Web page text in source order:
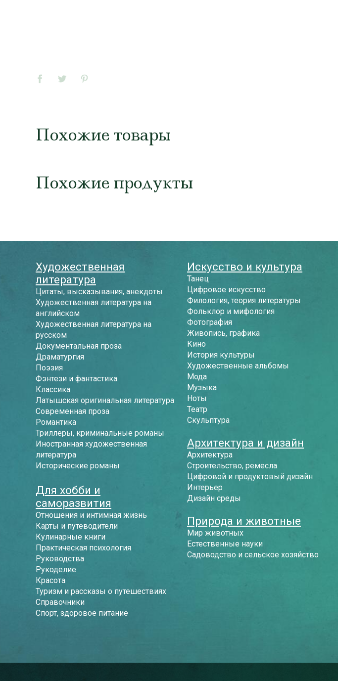
Похожие товары
Похожие продукты
Художественная
литература
Цитаты, высказывания, анекдоты
Художественная литература на
английском
Художественная литература на
русском
Документальная проза
Драматургия
Поэзия
Фэнтези и фантастика
Классика
Латышская оригинальная литература
Современная проза
Романтика
Триллеры, криминальные романы
Иностранная художественная
литература
Исторические романы
Для хобби и
саморазвития
Отношения и интимная жизнь
Карты и путеводители
Кулинарные книги
Практическая психология
Руководства
Рукоделие
Красота
Туризм и рассказы о путешествиях
Справочники
Спорт, здоровое питание
Искусство и культура
Танец
Цифровое искусство
Филология, теория литературы
Фольклор и мифология
Фотография
Живопись, графика
Кино
История культуры
Художественные альбомы
Мода
Музыка
Ноты
Театр
Скульптура
Архитектура и дизайн
Архитектура
Строительство, ремесла
Цифровой и продуктовый дизайн
Интерьер
Дизайн среды
Природа и животные
Мир животных
Естественные науки
Садоводство и сельское хозяйство